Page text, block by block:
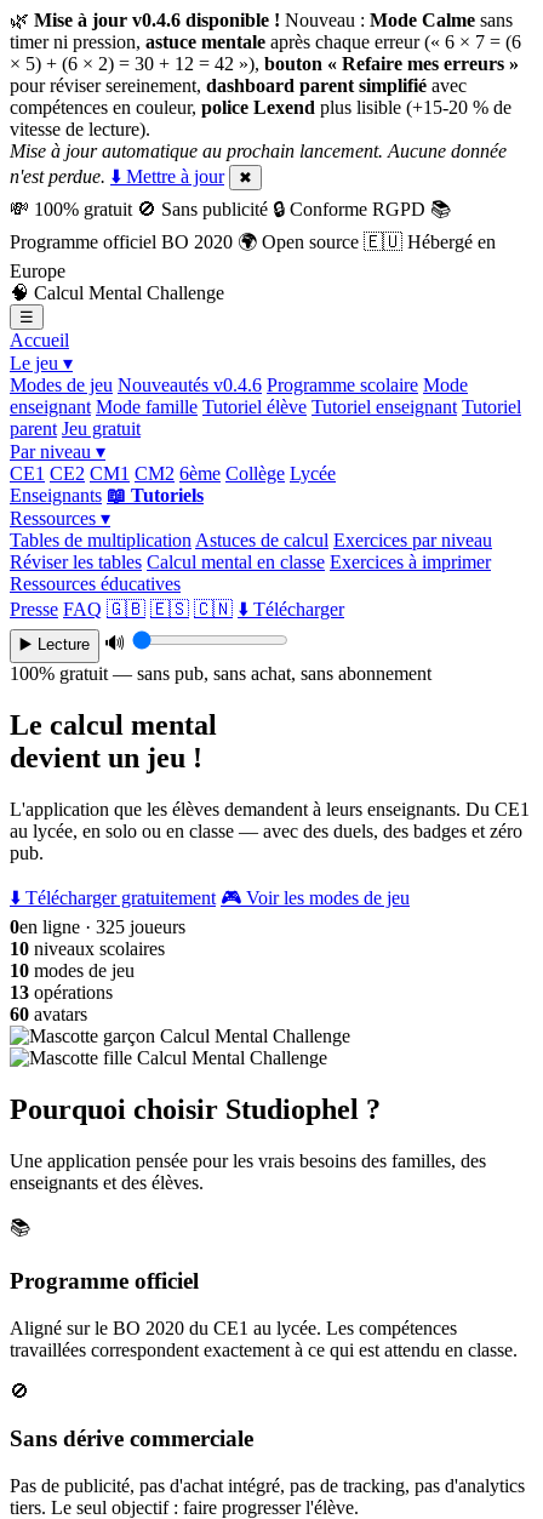
🌿 Mise à jour v0.4.6 disponible ! Nouveau : Mode Calme sans
timer ni pression, astuce mentale après chaque erreur (« 6 × 7 = (6
× 5) + (6 × 2) = 30 + 12 = 42 »), bouton « Refaire mes erreurs »
pour réviser sereinement, dashboard parent simplifié avec
compétences en couleur, police Lexend plus lisible (+15-20 % de
vitesse de lecture).
Mise à jour automatique au prochain lancement. Aucune donnée
n'est perdue. ⬇️ Mettre à jour ✖
💸 100% gratuit 🚫 Sans publicité 🔒 Conforme RGPD 📚
Programme officiel BO 2020 🌍 Open source 🇪🇺 Hébergé en
Europe
🧠 Calcul Mental Challenge
☰
Accueil
Le jeu ▾
Modes de jeu Nouveautés v0.4.6 Programme scolaire Mode
enseignant Mode famille Tutoriel élève Tutoriel enseignant Tutoriel
parent Jeu gratuit
Par niveau ▾
CE1 CE2 CM1 CM2 6ème Collège Lycée
Enseignants 📖 Tutoriels
Ressources ▾
Tables de multiplication Astuces de calcul Exercices par niveau
Réviser les tables Calcul mental en classe Exercices à imprimer
Ressources éducatives
Presse FAQ 🇬🇧 🇪🇸 🇨🇳 ⬇️ Télécharger
▶️ Lecture
🔊
100% gratuit — sans pub, sans achat, sans abonnement
Le calcul mental
devient un jeu !
L'application que les élèves demandent à leurs enseignants. Du CE1
au lycée, en solo ou en classe — avec des duels, des badges et zéro
pub.
⬇️ Télécharger gratuitement 🎮 Voir les modes de jeu
0en ligne · 325 joueurs
10 niveaux scolaires
10 modes de jeu
13 opérations
60 avatars
Pourquoi choisir Studiophel ?
Une application pensée pour les vrais besoins des familles, des
enseignants et des élèves.
📚
Programme officiel
Aligné sur le BO 2020 du CE1 au lycée. Les compétences
travaillées correspondent exactement à ce qui est attendu en classe.
🚫
Sans dérive commerciale
Pas de publicité, pas d'achat intégré, pas de tracking, pas d'analytics
tiers. Le seul objectif : faire progresser l'élève.